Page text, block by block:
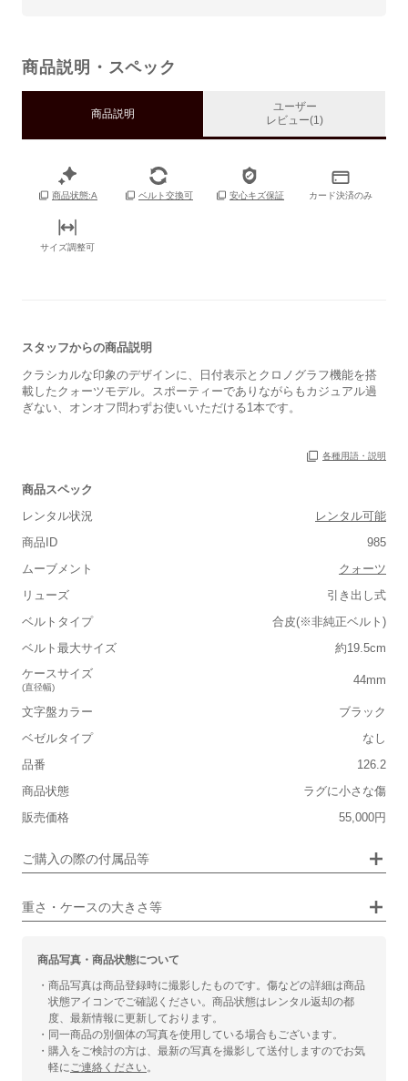
商品説明・スペック
商品説明
ユーザー
レビュー(1)
商品状態:A ベルト交換可 安心キズ保証 カード決済のみ
サイズ調整可
スタッフからの商品説明
クラシカルな印象のデザインに、日付表示とクロノグラフ機能を搭
載したクォーツモデル。スポーティーでありながらもカジュアル過
ぎない、オンオフ問わずお使いいただける1本です。
各種用語・説明
商品スペック
レンタル状況
レンタル可能
商品ID
985
ムーブメント
クォーツ
リューズ
引き出し式
ベルトタイプ
合皮(※非純正ベルト)
ベルト最大サイズ
約19.5cm
ケースサイズ
(直径幅)
44mm
文字盤カラー
ブラック
ベゼルタイプ
なし
品番
126.2
商品状態
ラグに小さな傷
販売価格
55,000円
ご購入の際の付属品等
箱
重さ・ケースの大きさ等
■重さ(ベルト込み)
■ケースの大きさ
小さい 大きい
■装飾感
カジュアル ビジネス
商品写真・商品状態について
・商品写真は商品登録時に撮影したものです。傷などの詳細は商品
状態アイコンでご確認ください。商品状態はレンタル返却の都
度、最新情報に更新しております。
・同一商品の別個体の写真を使用している場合もございます。
・購入をご検討の方は、最新の写真を撮影して送付しますのでお気
軽にご連絡ください。